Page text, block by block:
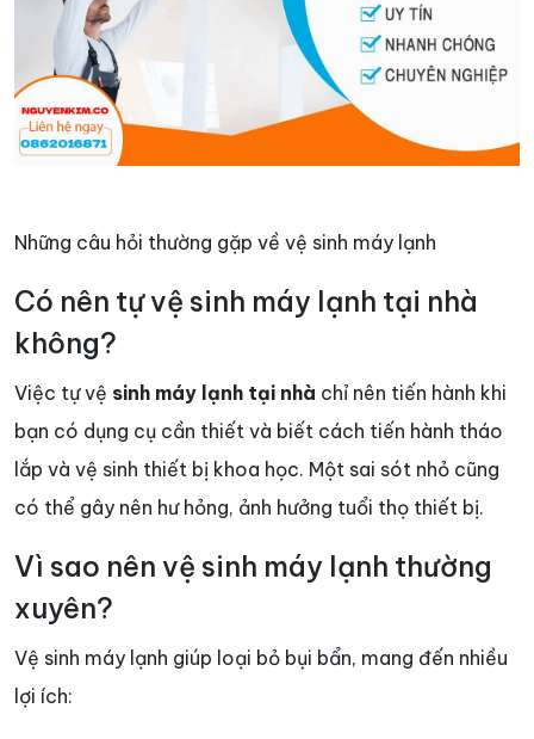
Những câu hỏi thường gặp về vệ sinh máy lạnh
Có nên tự vệ sinh máy lạnh tại nhà
không?
Việc tự vệ sinh máy lạnh tại nhà chỉ nên tiến hành khi
bạn có dụng cụ cần thiết và biết cách tiến hành tháo
lắp và vệ sinh thiết bị khoa học. Một sai sót nhỏ cũng
có thể gây nên hư hỏng, ảnh hưởng tuổi thọ thiết bị.
Vì sao nên vệ sinh máy lạnh thường
xuyên?
Vệ sinh máy lạnh giúp loại bỏ bụi bẩn, mang đến nhiều
lợi ích: